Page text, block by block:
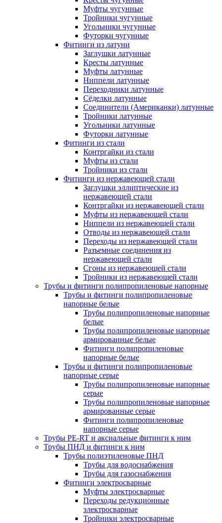
Муфты чугунные
Тройники чугунные
Угольники чугунные
Футорки чугунные
Фитинги из латуни
Заглушки латунные
Кресты латунные
Муфты латунные
Ниппели латунные
Переходники латунные
Сёделки латунные
Соединители (Американки) латунные
Тройники латунные
Угольники латунные
Футорки латунные
Фитинги из стали
Контргайки из стали
Муфты из стали
Тройники из стали
Фитинги из нержавеющей стали
Заглушки эллиптические из
нержавеющей стали
Контргайки из нержавеющей стали
Муфты из нержавеющей стали
Ниппели из нержавеющей стали
Отводы из нержавеющей стали
Переходы из нержавеющей стали
Разъемные соединения из
нержавеющей стали
Сгоны из нержавеющей стали
Тройники из нержавеющей стали
Трубы и фитинги полипропиленовые напорные
Трубы и фитинги полипропиленовые
напорные белые
Трубы полипропиленовые напорные
белые
Трубы полипропиленовые напорные
армированные белые
Фитинги полипропиленовые
напорные белые
Трубы и фитинги полипропиленовые
напорные серые
Трубы полипропиленовые напорные
серые
Трубы полипропиленовые напорные
армированные серые
Фитинги полипропиленовые
напорные серые
Трубы PE-RT и аксиальные фитинги к ним
Трубы ПНД и фитинги к ним
Трубы полиэтиленовые ПНД
Трубы для водоснабжения
Трубы для газоснабжения
Фитинги электросварные
Муфты электросварные
Переходы редукционные
электросварные
Тройники электросварные